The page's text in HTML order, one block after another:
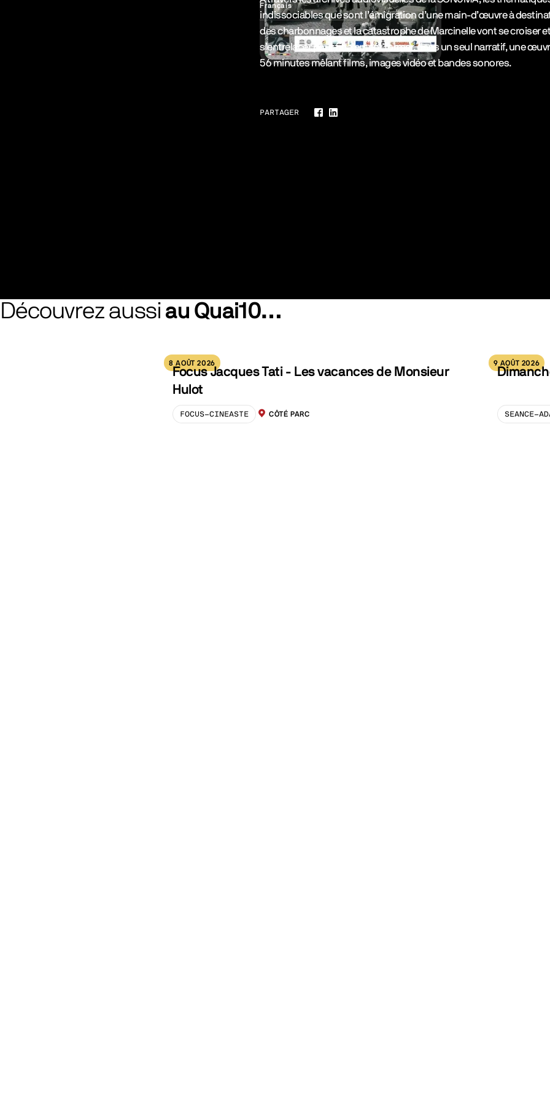
Français
indissociables que sont l’émigration d’une main-d’œuvre à
des charbonnages et la catastrophe de Marcinelle vont se croiser
s’entrelacer pour finalement former, dans un seul narratif, une
56 minutes mêlant films, images vidéo et bandes sonores.
PARTAGER
Facebook
LinkedIn
Découvrez aussi au Quai10…
8 AOÛT 2026
Focus Jacques Tati - Les vacances de Monsieur
Hulot
FOCUS-CINEASTE LOCALISATION :
CÔTÉ PARC
9 AOÛT 2026
SEANCE-